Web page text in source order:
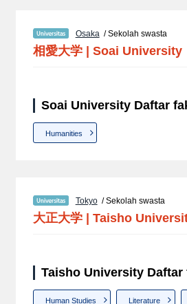
Osaka / Sekolah swasta
相愛大学 | Soai University
Soai University Daftar
Humanities
Tokyo/ Sekolah swasta
大正大学 | Taisho
Taisho University Daftar
Human Studies Literature